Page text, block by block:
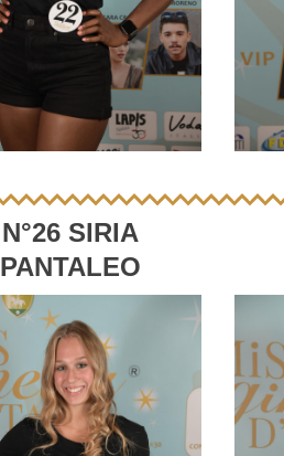
N°26 SIRIA
PANTALEO